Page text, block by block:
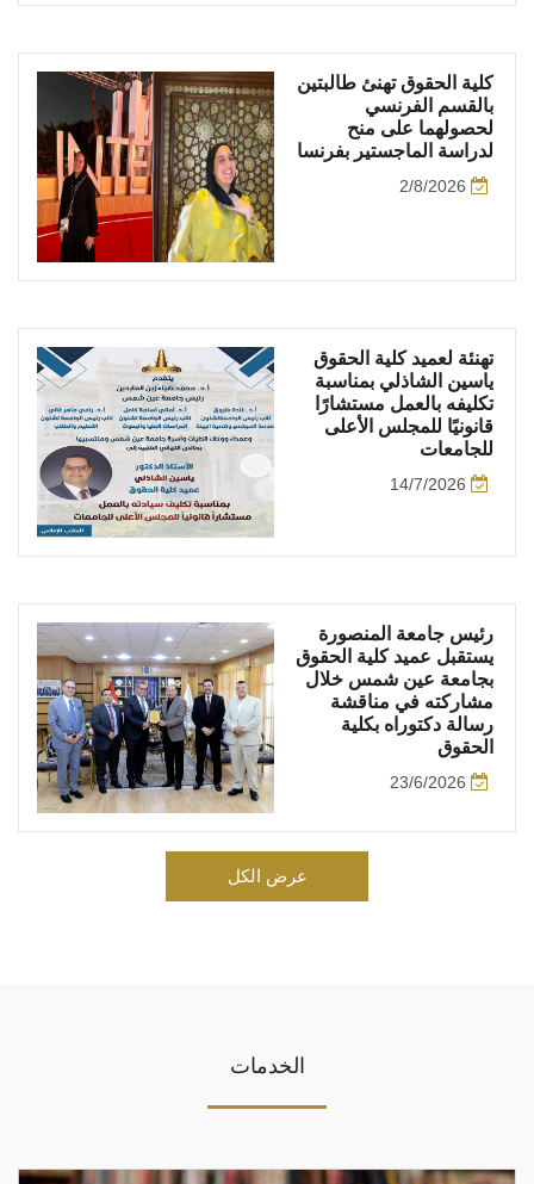
كلية الحقوق تهنئ طالبتين
بالقسم الفرنسي
لحصولهما على منح
لدراسة الماجستير بفرنسا
2/8/2026
تهنئة لعميد كلية الحقوق
ياسين الشاذلي بمناسبة
تكليفه بالعمل مستشارًا
قانونيًا للمجلس الأعلى
للجامعات
14/7/2026
رئيس جامعة المنصورة
يستقبل عميد كلية الحقوق
بجامعة عين شمس خلال
مشاركته في مناقشة
رسالة دكتوراه بكلية
الحقوق
23/6/2026
عرض الكل
الخدمات